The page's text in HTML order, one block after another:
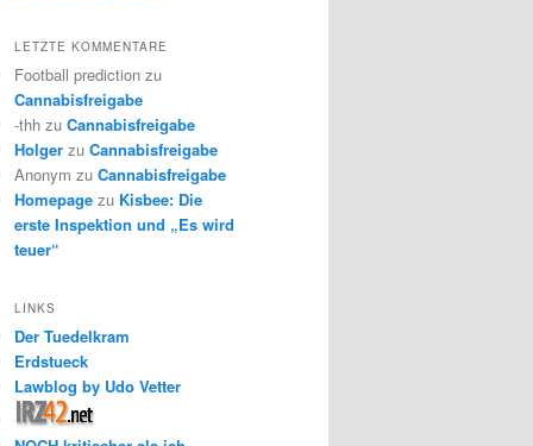
LETZTE KOMMENTARE
Football prediction zu
Cannabisfreigabe
-thh zu Cannabisfreigabe
Holger zu Cannabisfreigabe
Anonym zu Cannabisfreigabe
Homepage zu Kisbee: Die
erste Inspektion und „Es wird
teuer“
LINKS
Der Tuedelkram
Erdstueck
Lawblog by Udo Vetter